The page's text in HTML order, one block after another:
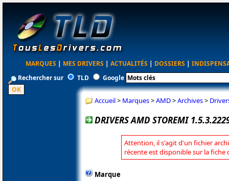
MARQUES | MES DRIVERS | ACTUALITÉS | DOSSIERS |
Rechercher sur
TLD Google
Accueil> Marques>AMD>Archives>
DRIVERS AMD STOREMI
Attention, il s'agit d'un fichier
récente est disponible sur la fiche
Marque